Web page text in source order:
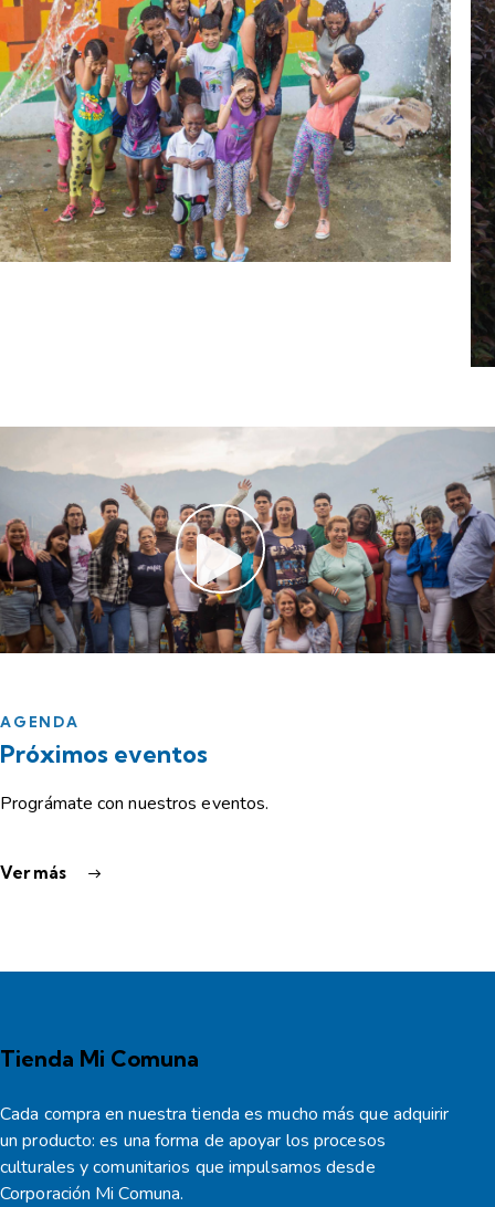
AGENDA
Próximos eventos
Prográmate con nuestros eventos.
Ver más
Tienda Mi Comuna
Cada compra en nuestra tienda es mucho más que adquirir
un producto: es una forma de apoyar los procesos
culturales y comunitarios que impulsamos desde
Corporación Mi Comuna.